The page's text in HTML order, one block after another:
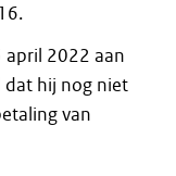
april 2022 aan
dat hij nog niet
van